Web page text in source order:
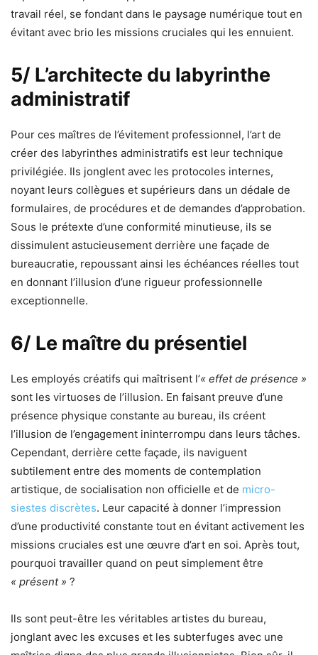
travail réel, se fondant dans le paysage numérique tout en
évitant avec brio les missions cruciales qui les ennuient.
5/ L’architecte du labyrinthe
administratif
Pour ces maîtres de l’évitement professionnel, l’art de
créer des labyrinthes administratifs est leur technique
privilégiée. Ils jonglent avec les protocoles internes,
noyant leurs collègues et supérieurs dans un dédale de
formulaires, de procédures et de demandes d’approbation.
Sous le prétexte d’une conformité minutieuse, ils se
dissimulent astucieusement derrière une façade de
bureaucratie, repoussant ainsi les échéances réelles tout
en donnant l’illusion d’une rigueur professionnelle
exceptionnelle.
6/ Le maître du présentiel
Les employés créatifs qui maîtrisent l’« effet de présence »
sont les virtuoses de l’illusion. En faisant preuve d’une
présence physique constante au bureau, ils créent
l’illusion de l’engagement ininterrompu dans leurs tâches.
Cependant, derrière cette façade, ils naviguent
subtilement entre des moments de contemplation
artistique, de socialisation non officielle et de micro-
siestes discrètes. Leur capacité à donner l’impression
d’une productivité constante tout en évitant activement les
missions cruciales est une œuvre d’art en soi. Après tout,
pourquoi travailler quand on peut simplement être
« présent » ?
Ils sont peut-être les véritables artistes du bureau,
jonglant avec les excuses et les subterfuges avec une